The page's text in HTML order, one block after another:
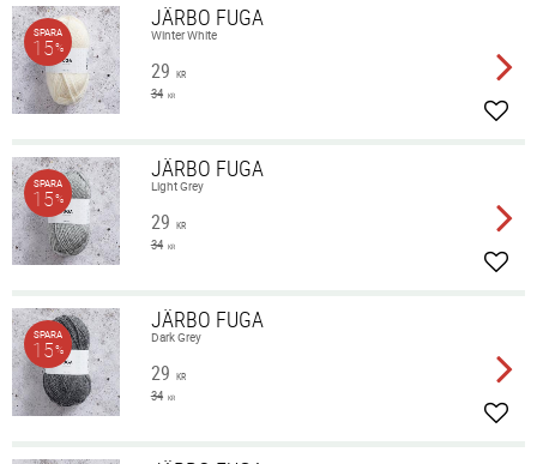
JÄRBO FUGA
Winter White
29 KR
34 KR
SPARA
15%
JÄRBO FUGA
Light Grey
29 KR
34 KR
SPARA
15%
JÄRBO FUGA
Dark Grey
29 KR
34 KR
SPARA
15%